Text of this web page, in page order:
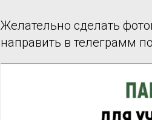
Желательно сделать
направить в телеграмм